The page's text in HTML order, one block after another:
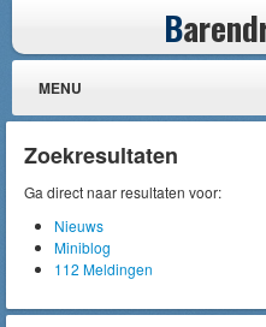
B
MENU
Zoekresultaten
Ga direct naar resultaten voor:
Nieuws
Miniblog
112 Meldingen